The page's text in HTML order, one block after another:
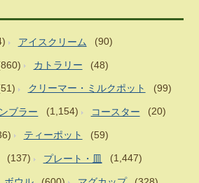
アイスクリーム (90)
カトラリー (48)
クリーマー・ミルクポット (99)
ブラー (1,154) コースター (20)
ティーポット (59)
(137) プレート・皿 (1,447)